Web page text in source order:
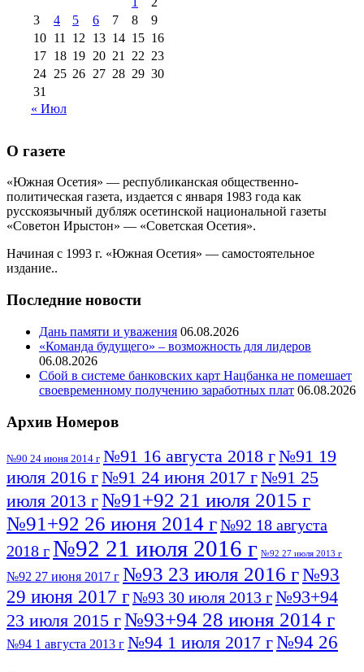
августа 2013 г
(12)
3
4 5 6 7 8
9
10 11 12 13 14 15 16
17 18 19 20 21 22 23
24 25 26 27 28 29 30
31
« Июл
О газете
«Южная Осетия» — республиканская общественно-
политическая газета, издается с января 1983 года как
русскоязычный дубляж осетинской национальной газеты
«Советон Ирыстон» — «Советская Осетия».
Начиная с 1993 г. «Южная Осетия» — самостоятельное
издание..
Последние новости
Дань памяти и уважения 06.08.2026
«Команда будущего» – возможность для лидеров
06.08.2026
Сбой в системе банковских карт Нацбанка не помешает
своевременному получению заработных плат 06.08.2026
Архив Номеров
№90 24 июня 2014 г №91 16 августа 2018 г№91 19
июля 2016 г№91 24 июня 2017 г№91 25
июля 2013 г№91+92 21 июля 2015 г
№91+92 26 июня 2014 г№92 18 августа
2018 г№92 21 июля 2016 г №92 27 июля 2013 г
№92 27 июня 2017 г №93 23 июля 2016 г№93
29 июня 2017 г№93 30 июля 2013 г№93+94
23 июля 2015 г№93+94 28 июня 2014 г
№94 1 августа 2013 г №94 1 июля 2017 г№94 26